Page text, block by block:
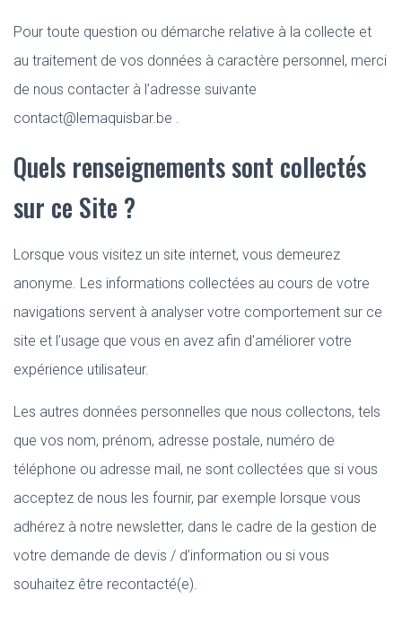
Pour toute question ou démarche relative à la collecte et
au traitement de vos données à caractère personnel, merci
de nous contacter à l’adresse suivante
contact@lemaquisbar.be .
Quels renseignements sont collectés
sur ce Site ?
Lorsque vous visitez un site internet, vous demeurez
anonyme. Les informations collectées au cours de votre
navigations servent à analyser votre comportement sur ce
site et l’usage que vous en avez afin d’améliorer votre
expérience utilisateur.
Les autres données personnelles que nous collectons, tels
que vos nom, prénom, adresse postale, numéro de
téléphone ou adresse mail, ne sont collectées que si vous
acceptez de nous les fournir, par exemple lorsque vous
adhérez à notre newsletter, dans le cadre de la gestion de
votre demande de devis / d’information ou si vous
souhaitez être recontacté(e).